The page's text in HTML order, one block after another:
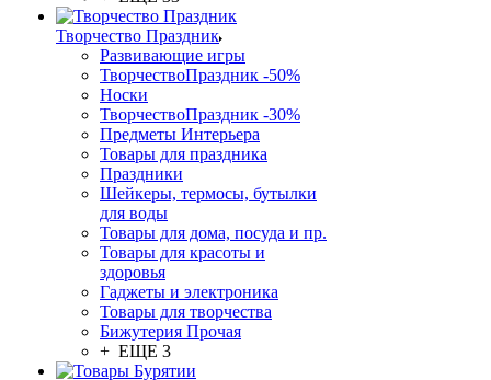
Творчество Праздник
Развивающие игры
ТворчествоПраздник -50%
Носки
ТворчествоПраздник -30%
Предметы Интерьера
Товары для праздника
Праздники
Шейкеры, термосы, бутылки
для воды
Товары для дома, посуда и пр.
Товары для красоты и
здоровья
Гаджеты и электроника
Товары для творчества
Бижутерия Прочая
+ ЕЩЕ 3